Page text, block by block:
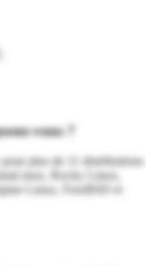
vous ?
plus de 11 distributions
Rocky Linux,
Linux, FreeBSD et